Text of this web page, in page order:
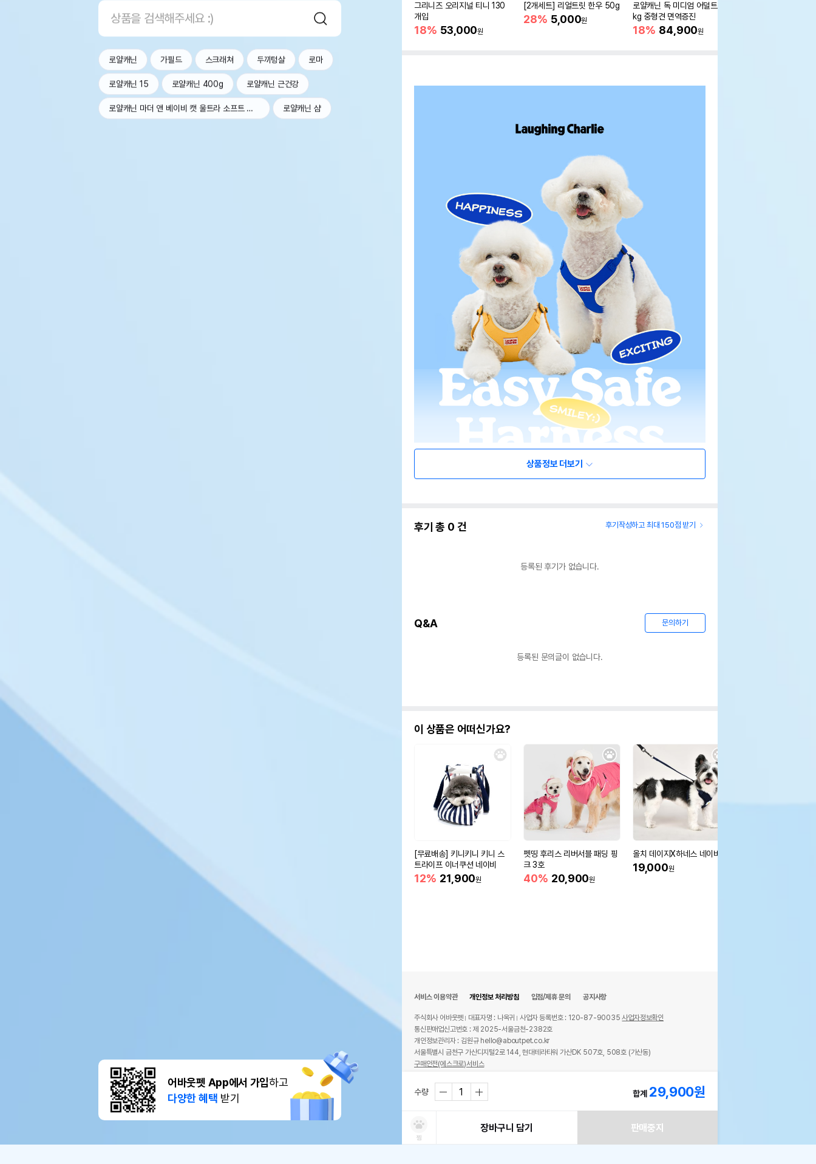
로얄캐닌 가필드 스크래쳐 두끼텅살 로마
로얄캐닌 15 로얄캐닌 400g 로얄캐닌 근건강
로얄캐닌 마더 앤 베이비 캣 울트라 소프트 무스 트레이 100g 로얄캐닌 샴
어바웃펫 App에서 가입하고
다양한 혜택 받기
그리니즈 오리지널 티니 130
개입
18% 53,000원
[2개세트] 리얼트릿 한우 50g
28% 5,000원
로얄캐닌 독 미디엄 어덜트 10
kg 중형견 면역증진
18% 84,900원
상품정보 더보기
후기 총 0 건 후기작성하고 최대 150점 받기
등록된 후기가 없습니다.
Q&A 문의하기
등록된 문의글이 없습니다.
이 상품은 어떠신가요?
[무료배송] 키니키니 키니 스
트라이프 이너쿠션 네이비
12% 21,900원
펫띵 후리스 리버서블 패딩 핑
크 3호
40% 20,900원
올치 데이지X하네스 네이비
19,000원
수량 합계 29,900원
찜
장바구니 담기 판매중지
서비스 이용약관 개인정보 처리방침 입점/제휴 문의 공지사항
주식회사 어바웃펫 대표자명 : 나옥귀 사업자 등록번호 : 120-87-90035사업자정보확인
통신판매업신고번호 : 제 2025-서울금천-2382호
개인정보관리자 : 김원규 hello@aboutpet.co.kr
서울특별시 금천구 가산디지털2로 144, 현대테라타워 가산DK 507호, 508호 (가산동)
구매안전(에스크로)서비스